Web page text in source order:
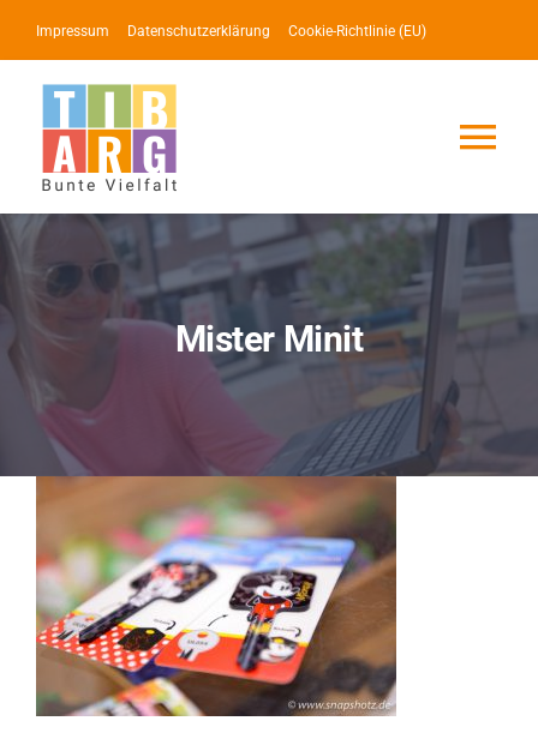
Inhalt
springen
Impressum Datenschutzerklärung Cookie-Richtlinie (EU)
Lotse
Service
Events
Impressionen
Über uns
SUCHE
Mister Minit